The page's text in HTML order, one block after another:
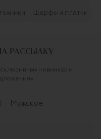
Шарфы и платки
РАССЫЛКУ
новинках и
Мужское